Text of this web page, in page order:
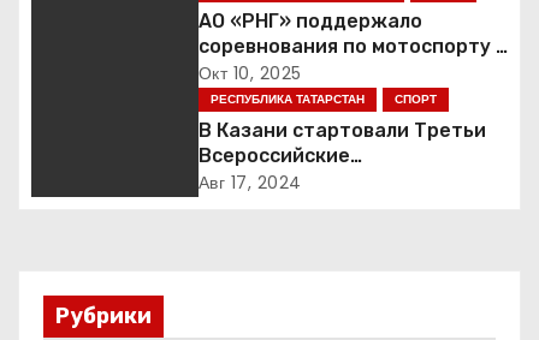
АО «РНГ» поддержало
соревнования по мотоспорту в
Якутии
Окт 10, 2025
РЕСПУБЛИКА ТАТАРСТАН СПОРТ
В Казани стартовали Третьи
Всероссийские
Трансплантационные Игры
Авг 17, 2024
Рубрики